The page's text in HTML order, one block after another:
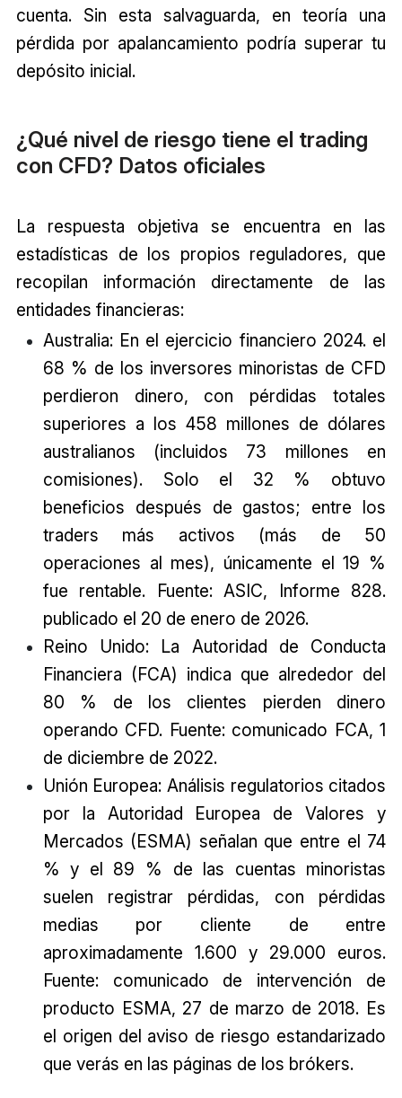
cuenta. Sin esta salvaguarda, en teoría una
pérdida por apalancamiento podría superar tu
depósito inicial.
¿Qué nivel de riesgo tiene el trading
con CFD? Datos oficiales
La respuesta objetiva se encuentra en las
estadísticas de los propios reguladores, que
recopilan información directamente de las
entidades financieras:
Australia: En el ejercicio financiero 2024. el
68 % de los inversores minoristas de CFD
perdieron dinero, con pérdidas totales
superiores a los 458 millones de dólares
australianos (incluidos 73 millones en
comisiones). Solo el 32 % obtuvo
beneficios después de gastos; entre los
traders más activos (más de 50
operaciones al mes), únicamente el 19 %
fue rentable. Fuente: ASIC, Informe 828.
publicado el 20 de enero de 2026.
Reino Unido: La Autoridad de Conducta
Financiera (FCA) indica que alrededor del
80 % de los clientes pierden dinero
operando CFD. Fuente: comunicado FCA, 1
de diciembre de 2022.
Unión Europea: Análisis regulatorios citados
por la Autoridad Europea de Valores y
Mercados (ESMA) señalan que entre el 74
% y el 89 % de las cuentas minoristas
suelen registrar pérdidas, con pérdidas
medias por cliente de entre
aproximadamente 1.600 y 29.000 euros.
Fuente: comunicado de intervención de
producto ESMA, 27 de marzo de 2018. Es
el origen del aviso de riesgo estandarizado
que verás en las páginas de los brókers.